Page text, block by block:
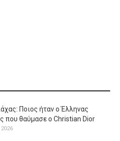
Ποιος ήταν ο Έλληνας
που θαύμασε ο Christian Dior